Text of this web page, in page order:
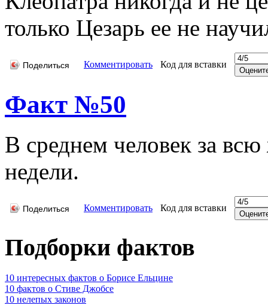
только Цезарь ее не
Поделиться Комментировать Код для вставки
Факт №50
В среднем человек за
недели.
Поделиться Комментировать Код для вставки
Подборки фактов
10 интересных фактов о Борисе Ельцине
10 фактов о Стиве Джобсе
10 нелепых законов